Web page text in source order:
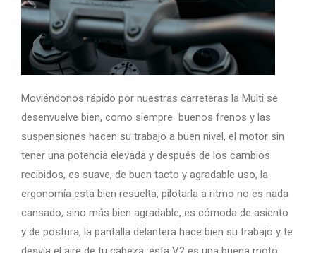
Moviéndonos rápido por nuestras carreteras la Multi se
desenvuelve bien, como siempre buenos frenos y las
suspensiones hacen su trabajo a buen nivel, el motor sin
tener una potencia elevada y después de los cambios
recibidos, es suave, de buen tacto y agradable uso, la
ergonomía esta bien resuelta, pilotarla a ritmo no es nada
cansado, sino más bien agradable, es cómoda de asiento
y de postura, la pantalla delantera hace bien su trabajo y te